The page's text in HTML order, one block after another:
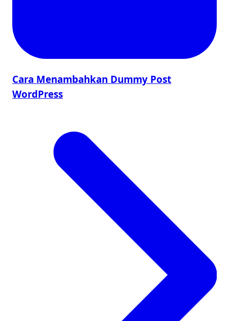
Cara Menambahkan Dummy Post
WordPress